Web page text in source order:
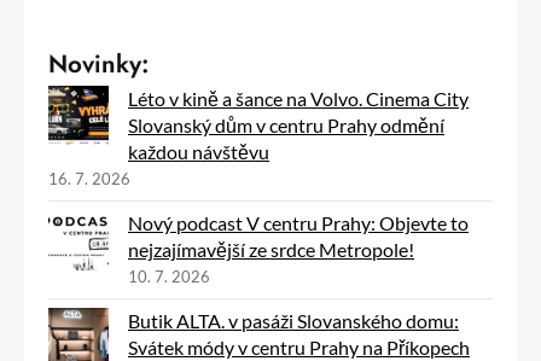
Novinky:
Léto v kině a šance na Volvo. Cinema City
Slovanský dům v centru Prahy odmění
každou návštěvu
16. 7. 2026
Nový podcast V centru Prahy: Objevte to
nejzajímavější ze srdce Metropole!
10. 7. 2026
Butik ALTA. v pasáži Slovanského domu:
Svátek módy v centru Prahy na Příkopech